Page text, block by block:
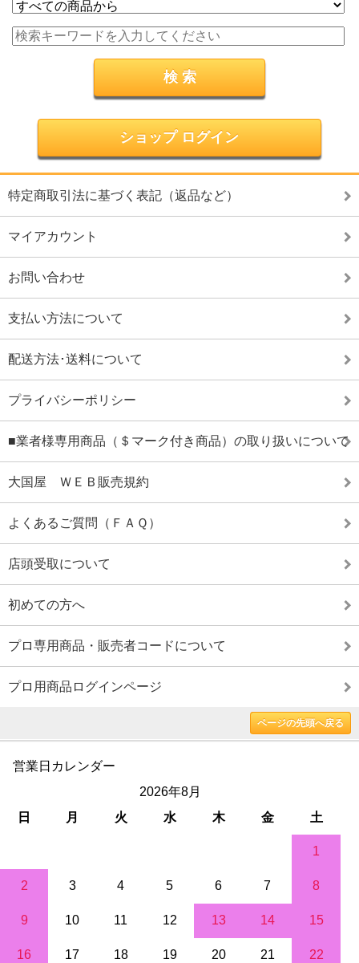
ショップ ログイン
特定商取引法に基づく表記（返品など）
マイアカウント
お問い合わせ
支払い方法について
配送方法･送料について
プライバシーポリシー
■業者様専用商品（＄マーク付き商品）の取り扱いについて
大国屋 ＷＥＢ販売規約
よくあるご質問（ＦＡＱ）
店頭受取について
初めての方へ
プロ専用商品・販売者コードについて
プロ用商品ログインページ
ページの先頭へ戻る
営業日カレンダー
2026年8月
日
月 火 水 木 金 土
1
2 3 4 5 6 7 8
9 10 11 12 13 14 15
16 17 18 19 20 21 22